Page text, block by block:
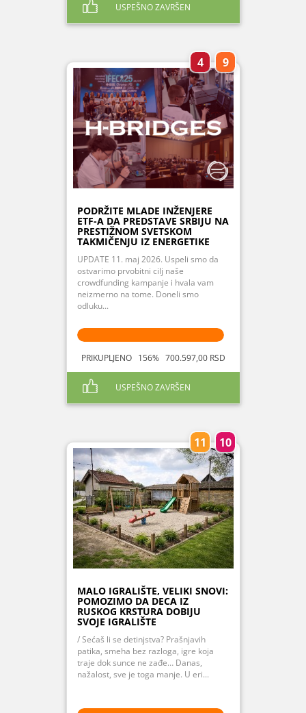
USPEŠNO ZAVRŠEN
4 9
PODRŽITE MLADE INŽENJERE
ETF-A DA PREDSTAVE SRBIJU NA
PRESTIŽNOM SVETSKOM
TAKMIČENJU IZ ENERGETIKE
UPDATE 11. maj 2026. Uspeli smo da
ostvarimo prvobitni cilj naše
crowdfunding kampanje i hvala vam
neizmerno na tome. Doneli smo
odluku...
PRIKUPLJENO 156% 700.597,00 RSD
USPEŠNO ZAVRŠEN
11 10
MALO IGRALIŠTE, VELIKI SNOVI:
POMOZIMO DA DECA IZ
RUSKOG KRSTURA DOBIJU
SVOJE IGRALIŠTE
/ Sećaš li se detinjstva? Prašnjavih
patika, smeha bez razloga, igre koja
traje dok sunce ne zađe… Danas,
nažalost, sve je toga manje. U eri...